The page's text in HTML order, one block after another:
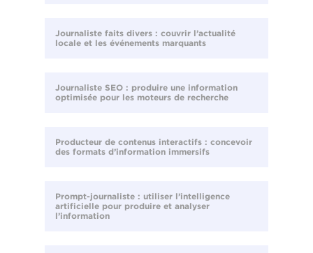
Journaliste faits divers : couvrir l’actualité
locale et les événements marquants
Journaliste SEO : produire une information
optimisée pour les moteurs de recherche
Producteur de contenus interactifs : concevoir
des formats d’information immersifs
Prompt-journaliste : utiliser l’intelligence
artificielle pour produire et analyser
l’information